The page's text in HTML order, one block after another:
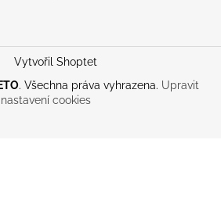
Vytvořil Shoptet
. Všechna práva vyhrazena. Upravit
nastavení cookies